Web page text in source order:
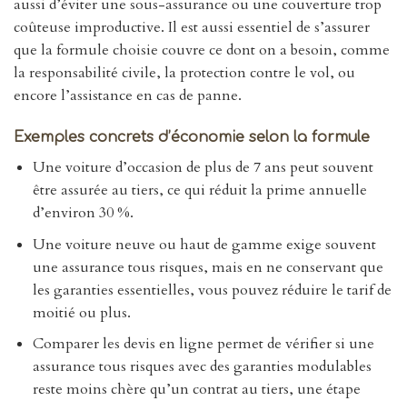
aussi d’éviter une sous-assurance ou une couverture trop
coûteuse improductive. Il est aussi essentiel de s’assurer
que la formule choisie couvre ce dont on a besoin, comme
la responsabilité civile, la protection contre le vol, ou
encore l’assistance en cas de panne.
Exemples concrets d’économie selon la formule
Une voiture d’occasion de plus de 7 ans peut souvent
être assurée au tiers, ce qui réduit la prime annuelle
d’environ 30 %.
Une voiture neuve ou haut de gamme exige souvent
une assurance tous risques, mais en ne conservant que
les garanties essentielles, vous pouvez réduire le tarif de
moitié ou plus.
Comparer les devis en ligne permet de vérifier si une
assurance tous risques avec des garanties modulables
reste moins chère qu’un contrat au tiers, une étape